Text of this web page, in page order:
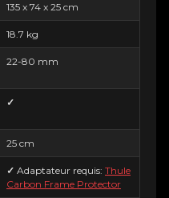
135 x 74 x 25 cm
18.7 kg
22-80 mm
✓
25 cm
✓ Adaptateur requis: Thule
Carbon Frame Protector